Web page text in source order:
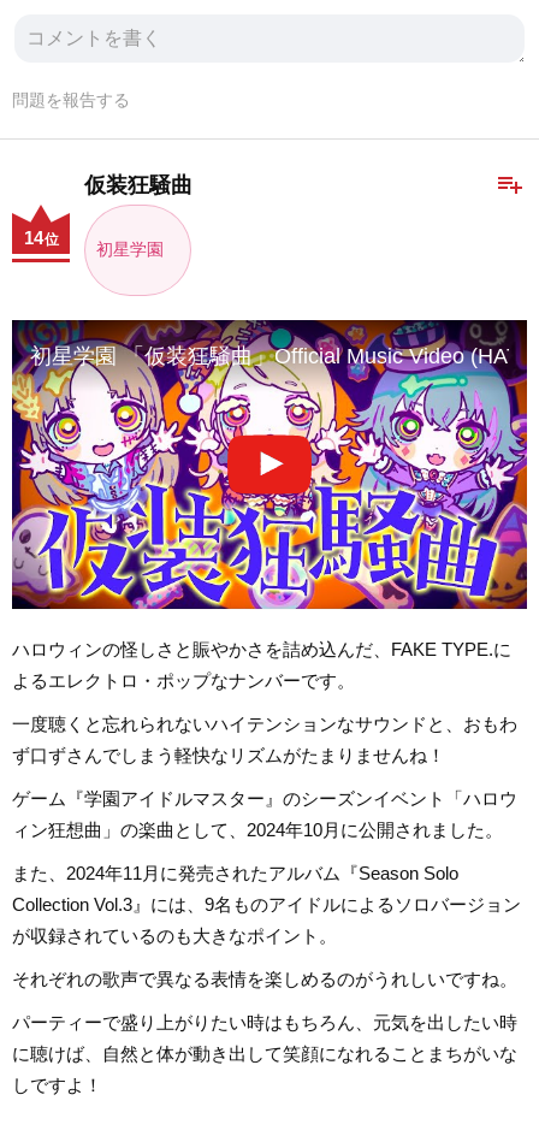
問題を報告する
playlist_add
仮装狂騒曲
初星学園
14位
初星学園 「仮装狂騒曲」Official Music Video
ハロウィンの怪しさと賑やかさを詰め込んだ、FAKE TYPE.に
よるエレクトロ・ポップなナンバーです。
一度聴くと忘れられないハイテンションなサウンドと、おもわ
ず口ずさんでしまう軽快なリズムがたまりませんね！
ゲーム『学園アイドルマスター』のシーズンイベント「ハロウ
ィン狂想曲」の楽曲として、2024年10月に公開されました。
また、2024年11月に発売されたアルバム『Season Solo
Collection Vol.3』には、9名ものアイドルによるソロバージョン
が収録されているのも大きなポイント。
それぞれの歌声で異なる表情を楽しめるのがうれしいですね。
パーティーで盛り上がりたい時はもちろん、元気を出したい時
に聴けば、自然と体が動き出して笑顔になれることまちがいな
しですよ！